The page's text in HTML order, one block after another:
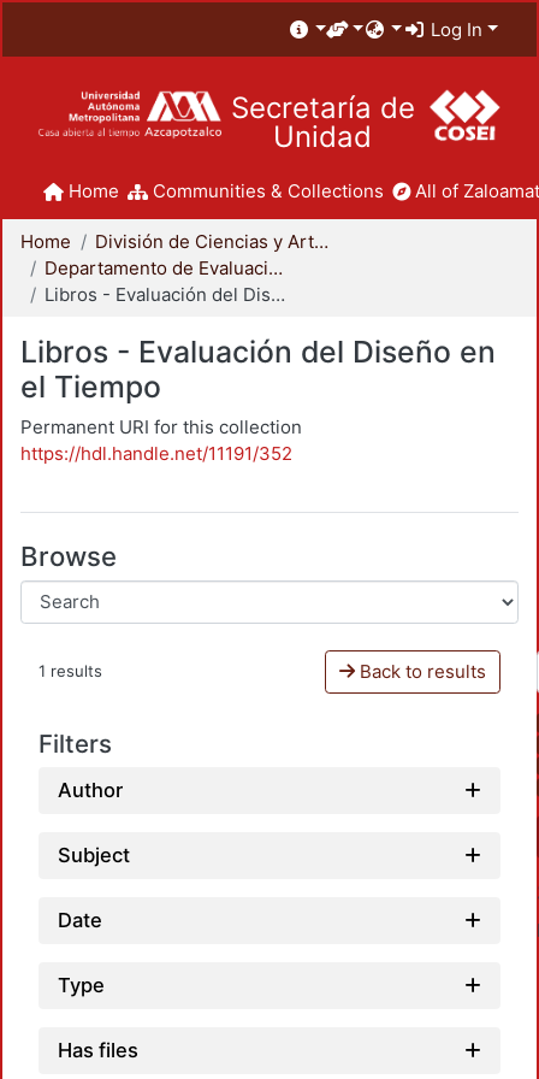
Log In
Secretaría de
Unidad
Home Communities & Collections All of
Home
División de Ciencias y Artes para el Diseño
Departamento de Evaluación del Diseño en el Tiempo
Libros - Evaluación del Diseño en el Tiempo
Libros - Evaluación del Diseño en
el Tiempo
Permanent URI for this collection
https://hdl.handle.net/11191/352
Browse
1 results Back to results
Filters
Author
Subject
Date
Type
Has files